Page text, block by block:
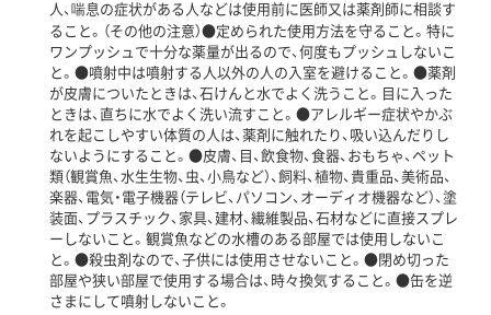
人、喘息の症状がある人などは使用前に医師又は薬剤師に相談す
ること。（その他の注意）●定められた使用方法を守ること。特に
ワンプッシュで十分な薬量が出るので、何度もプッシュしないこ
と。●噴射中は噴射する人以外の人の入室を避けること。●薬剤
が皮膚についたときは、石けんと水でよく洗うこと。目に入った
ときは、直ちに水でよく洗い流すこと。●アレルギー症状やかぶ
れを起こしやすい体質の人は、薬剤に触れたり、吸い込んだりし
ないようにすること。●皮膚、目、飲食物、食器、おもちゃ、ペット
類（観賞魚、水生生物、虫、小鳥など）、飼料、植物、貴重品、美術品、
楽器、電気・電子機器（テレビ、パソコン、オーディオ機器など）、塗
装面、プラスチック、家具、建材、繊維製品、石材などに直接スプレ
ーしないこと。観賞魚などの水槽のある部屋では使用しないこ
と。●殺虫剤なので、子供には使用させないこと。●閉め切った
部屋や狭い部屋で使用する場合は、時々換気すること。●缶を逆
さまにして噴射しないこと。